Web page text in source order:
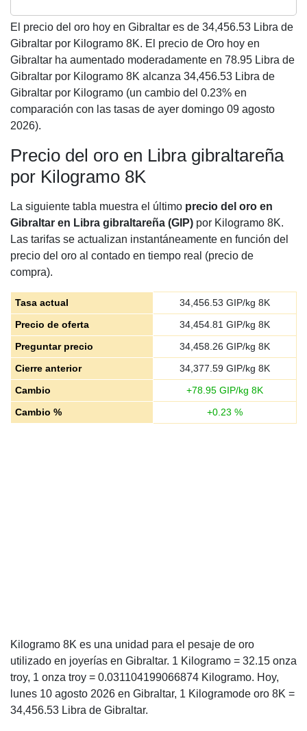
El precio del oro hoy en Gibraltar es de 34,456.53 Libra de
Gibraltar por Kilogramo 8K. El precio de Oro hoy en
Gibraltar ha aumentado moderadamente en 78.95 Libra de
Gibraltar por Kilogramo 8K alcanza 34,456.53 Libra de
Gibraltar por Kilogramo (un cambio del 0.23% en
comparación con las tasas de ayer domingo 09 agosto
2026).
Precio del oro en Libra gibraltareña
por Kilogramo 8K
La siguiente tabla muestra el último precio del oro en
Gibraltar en Libra gibraltareña (GIP) por Kilogramo 8K.
Las tarifas se actualizan instantáneamente en función del
precio del oro al contado en tiempo real (precio de
compra).
Tasa actual 34,456.53 GIP/kg 8K
Precio de oferta
34,454.81 GIP/kg 8K
Preguntar precio
34,458.26 GIP/kg 8K
Cierre anterior
34,377.59 GIP/kg 8K
Cambio
+78.95 GIP/kg 8K
Cambio %
+0.23 %
Kilogramo 8K es una unidad para el pesaje de oro
utilizado en joyerías en Gibraltar. 1 Kilogramo = 32.15 onza
troy, 1 onza troy = 0.031104199066874 Kilogramo. Hoy,
lunes 10 agosto 2026 en Gibraltar, 1 Kilogramode oro 8K =
34,456.53 Libra de Gibraltar.